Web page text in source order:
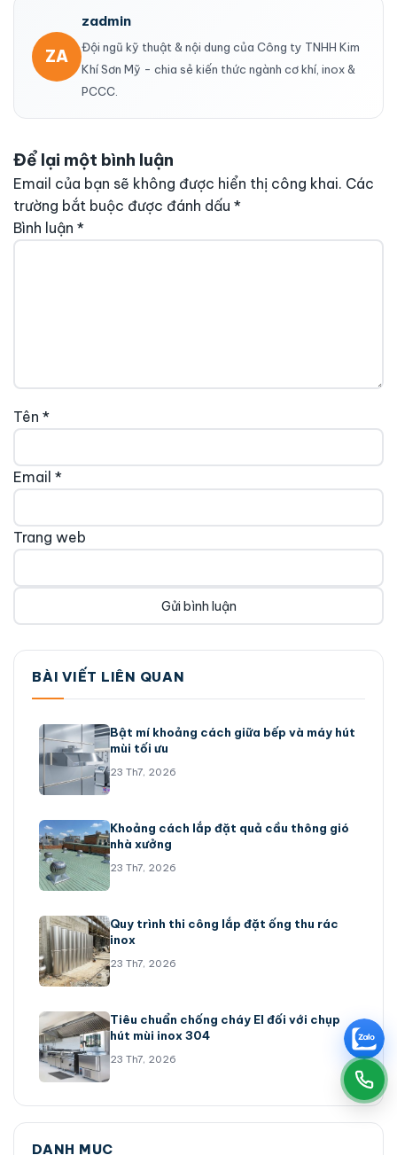
ZA
zadmin
Đội ngũ kỹ thuật & nội dung của Công ty TNHH Kim
Khí Sơn Mỹ - chia sẻ kiến thức ngành cơ khí, inox &
PCCC.
Để lại một bình luận
Email của bạn sẽ không được hiển thị công khai. Các
trường bắt buộc được đánh dấu *
Bình luận *
Tên *
Email *
Trang web
BÀI VIẾT LIÊN QUAN
Bật mí khoảng cách giữa bếp và máy hút
mùi tối ưu
23 Th7, 2026
Khoảng cách lắp đặt quả cầu thông gió
nhà xưởng
23 Th7, 2026
Quy trình thi công lắp đặt ống thu rác
inox
23 Th7, 2026
Tiêu chuẩn chống cháy EI đối với chụp
hút mùi inox 304
23 Th7, 2026
DANH MỤC